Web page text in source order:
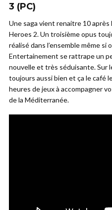
3 (PC)
Une saga vient renaitre 10
Heroes 2. Un troisième opus
réalisé dans l’ensemble même si
Entertainement se rattrape un
nouvelle et très séduisante. Sur
toujours aussi bien et ça le café
heures de jeux à accompagner
de la Méditerranée.